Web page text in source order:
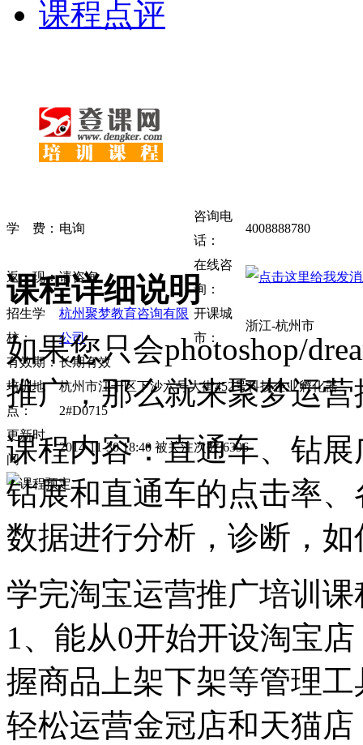
课程点评
学 费： 电询
咨询电
话：
4008888780
返 现：请咨询
在线咨
询：
招生学
校：
杭州聚梦教育咨询有限
公司
开课城
市：
浙江-杭州市
有效期： 长期有效
培训地
点：
杭州市江干区下沙六号大街452号科技企业孵化器
2#D0715
更新时
间：
2014-11-30 18:40 被关注次数:6396
课程详细说明
如果您只会photoshop/
推广，那么就来聚梦运
课程内容：直通车、钻
钻展和直通车的点击率
数据进行分析，诊断，
学完淘宝运营推广培训
1、能从0开始开设淘宝
握商品上架下架等管理
轻松运营金冠店和天猫店